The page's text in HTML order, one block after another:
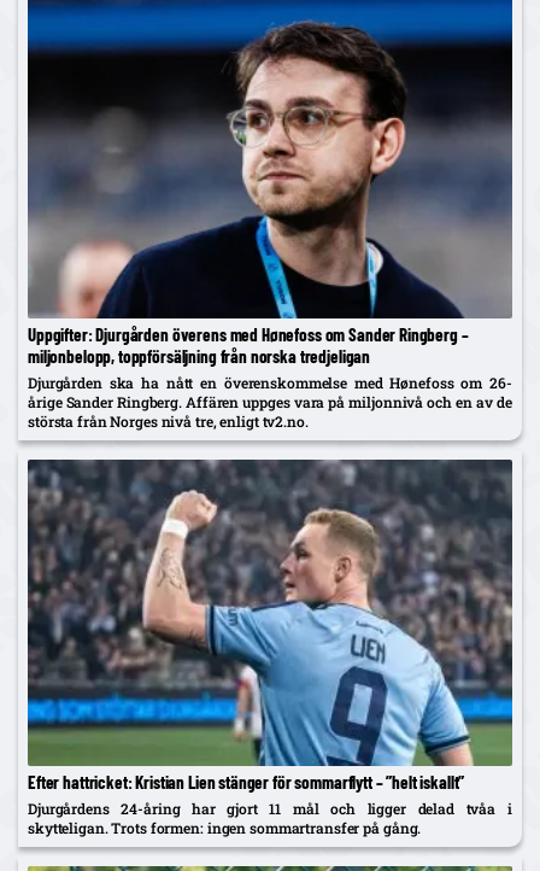
Uppgifter: Djurgården överens med Hønefoss om Sander Ringberg –
miljonbelopp, toppförsäljning från norska tredjeligan
Djurgården ska ha nått en överenskommelse med Hønefoss om 26-
årige Sander Ringberg. Affären uppges vara på miljonnivå och en av de
största från Norges nivå tre, enligt tv2.no.
Efter hattricket: Kristian Lien stänger för sommarflytt – ”helt iskallt”
Djurgårdens 24-åring har gjort 11 mål och ligger delad tvåa i
skytteligan. Trots formen: ingen sommartransfer på gång.